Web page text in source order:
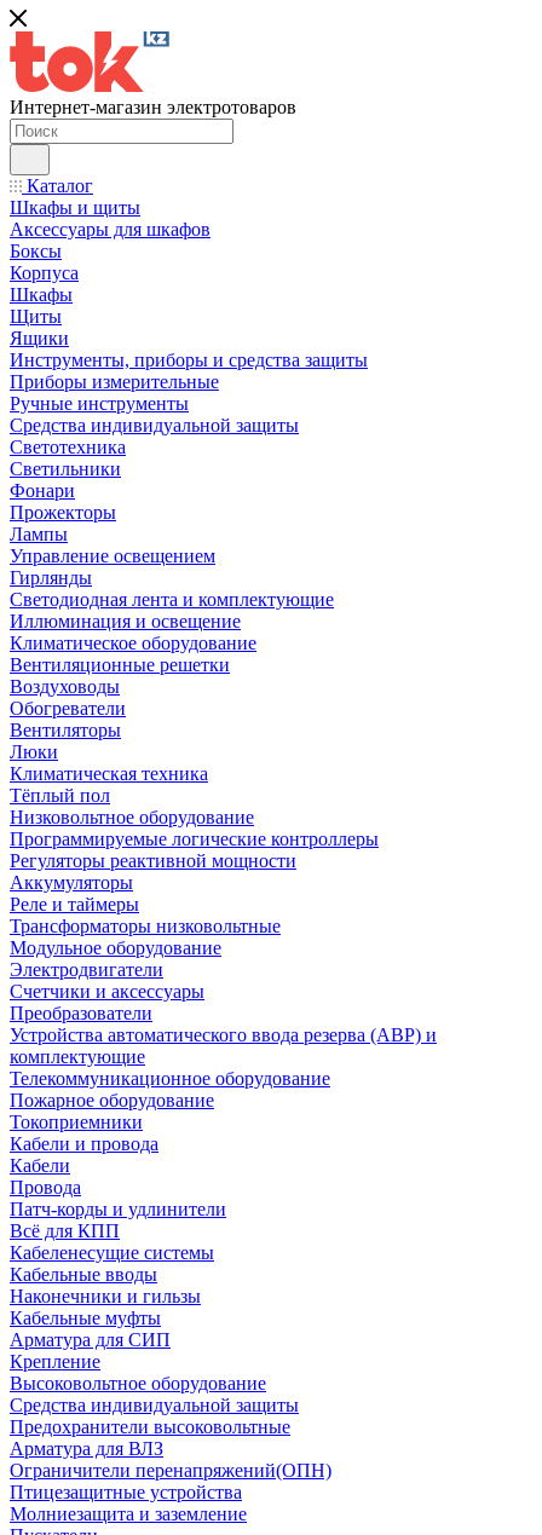
Интернет-магазин электротоваров
Каталог
Шкафы и щиты
Аксессуары для шкафов
Боксы
Корпуса
Шкафы
Щиты
Ящики
Инструменты, приборы и средства защиты
Приборы измерительные
Ручные инструменты
Средства индивидуальной защиты
Светотехника
Светильники
Фонари
Прожекторы
Лампы
Управление освещением
Гирлянды
Светодиодная лента и комплектующие
Иллюминация и освещение
Климатическое оборудование
Вентиляционные решетки
Воздуховоды
Обогреватели
Вентиляторы
Люки
Климатическая техника
Тёплый пол
Низковольтное оборудование
Программируемые логические контроллеры
Регуляторы реактивной мощности
Аккумуляторы
Реле и таймеры
Трансформаторы низковольтные
Модульное оборудование
Электродвигатели
Счетчики и аксессуары
Преобразователи
Устройства автоматического ввода резерва (АВР) и
комплектующие
Телекоммуникационное оборудование
Пожарное оборудование
Токоприемники
Кабели и провода
Кабели
Провода
Патч-корды и удлинители
Всё для КПП
Кабеленесущие системы
Кабельные вводы
Наконечники и гильзы
Кабельные муфты
Арматура для СИП
Крепление
Высоковольтное оборудование
Средства индивидуальной защиты
Предохранители высоковольтные
Арматура для ВЛЗ
Ограничители перенапряжений(ОПН)
Птицезащитные устройства
Молниезащита и заземление